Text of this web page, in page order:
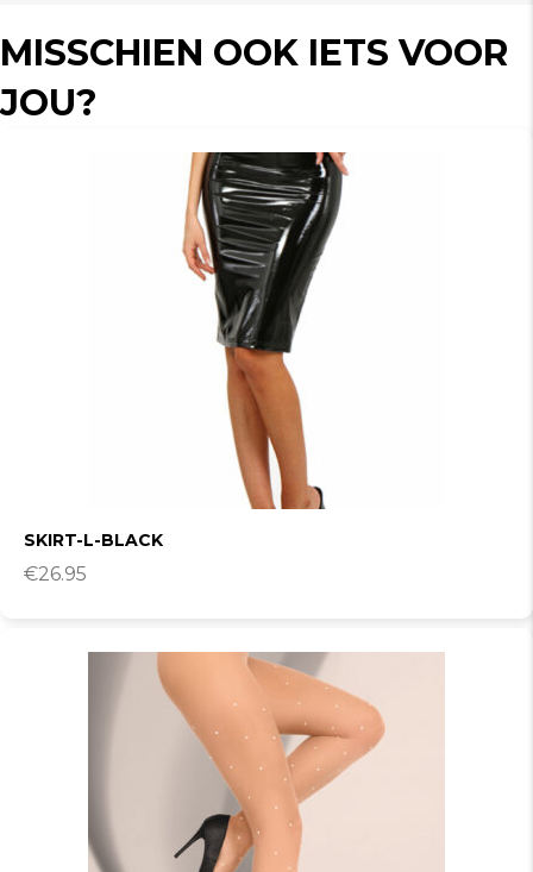
MISSCHIEN OOK IETS VOOR
JOU?
SKIRT-L-BLACK
€26.95